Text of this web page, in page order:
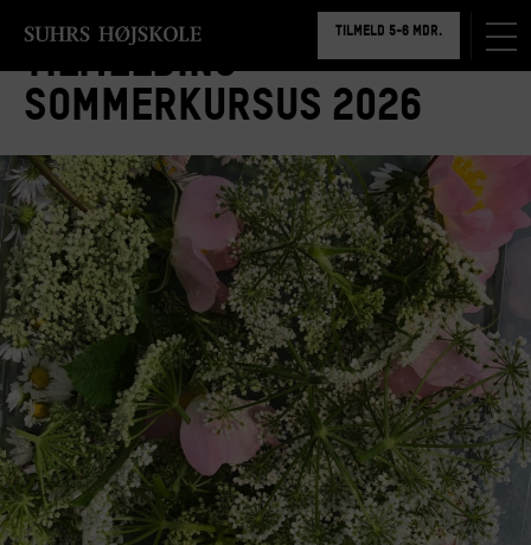
TILMELD 5-6 MDR.
BOOK RUNDVISNING
Tilmelding
sommerkursus 2026